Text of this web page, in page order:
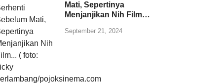
Mati, Sepertinya
Menjanjikan Nih Film…
September 21, 2024